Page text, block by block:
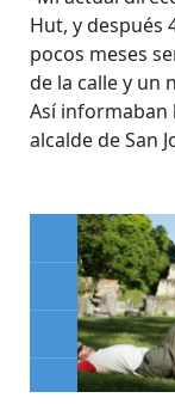
Hut, y después
pocos meses
de la calle y un
Así informaban
alcalde de San